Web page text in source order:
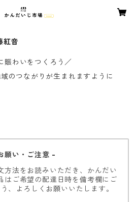
音
賑わいをつくろう／
のつながりが生まれますように
願い・ご注意 -
法をお読みいただき、かんだい
はご希望の配達日時を備考欄にご
、よろしくお願いいたします。